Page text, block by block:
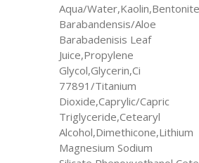
Aqua/
Barabandensis/Aloe
Barabadenisis Leaf
Juice,Propylene
Glycol,Glycerin,Ci
77891/Titanium
Dioxide,Caprylic/Capric
Triglyceride,Cetearyl
Alcohol,Dimethicone,Lithium
Magnesium Sodium